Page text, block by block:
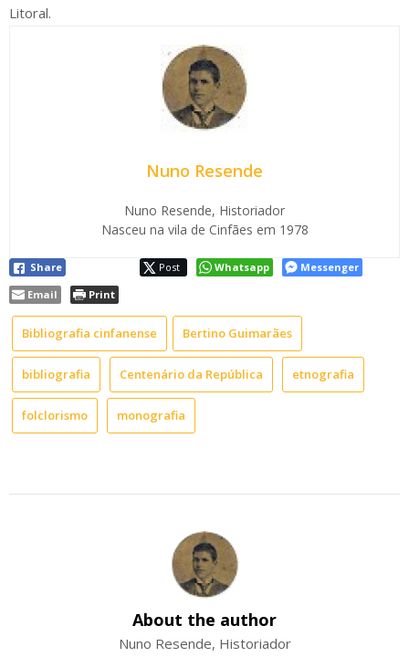
Litoral.
Nuno Resende
Nuno Resende, Historiador
Nasceu na vila de Cinfães em 1978
Share Post Whatsapp
Messenger
Email
Print
Bibliografia cinfanense Bertino Guimarães
bibliografia Centenário da República etnografia
folclorismo monografia
About the author
Nuno Resende, Historiador